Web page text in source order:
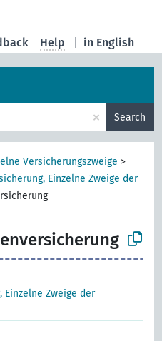
in English
Help
× Search
Versicherungszweige >
Einzelne Zweige der
Einzelne Zweige der